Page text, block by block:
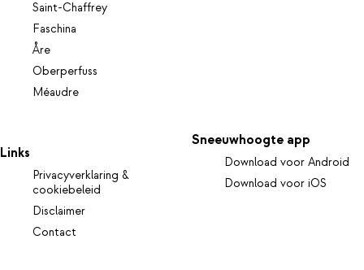
Saint-Chaffrey
Faschina
Åre
Oberperfuss
Méaudre
Links
Privacyverklaring &
cookiebeleid
Disclaimer
Contact
Sneeuwhoogte app
Download voor Android
Download voor iOS